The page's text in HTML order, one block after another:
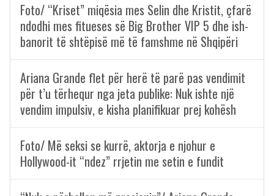
Foto/ “Kriset” miqësia mes Selin dhe Kristit, çfarë
ndodhi mes fitueses së Big Brother VIP 5 dhe ish-
banorit të shtëpisë më të famshme në Shqipëri
Ariana Grande flet për herë të parë pas vendimit
për t’u tërhequr nga jeta publike: Nuk ishte një
vendim impulsiv, e kisha planifikuar prej kohësh
Foto/ Më seksi se kurrë, aktorja e njohur e
Hollywood-it “ndez” rrjetin me setin e fundit